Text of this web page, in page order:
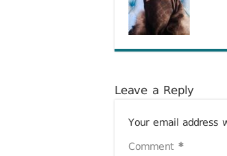
Leave a Reply
Your email address
Comment *